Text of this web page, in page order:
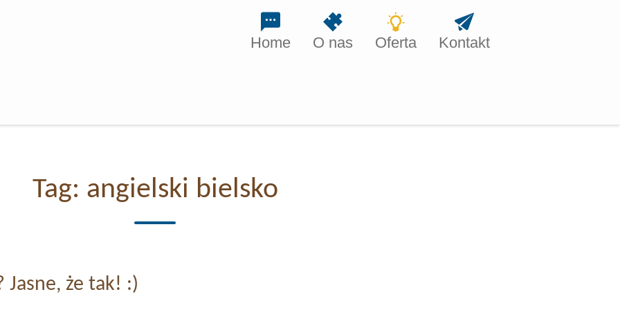
Home O nas Oferta Kontakt
Tag: angielski bielsko
Jasne, że tak! :)